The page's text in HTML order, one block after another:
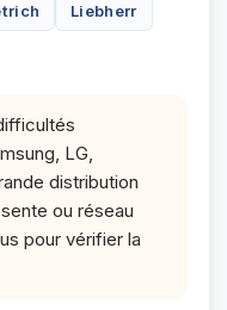
Liebherr
LG,
distribution
ou réseau
pour vérifier la